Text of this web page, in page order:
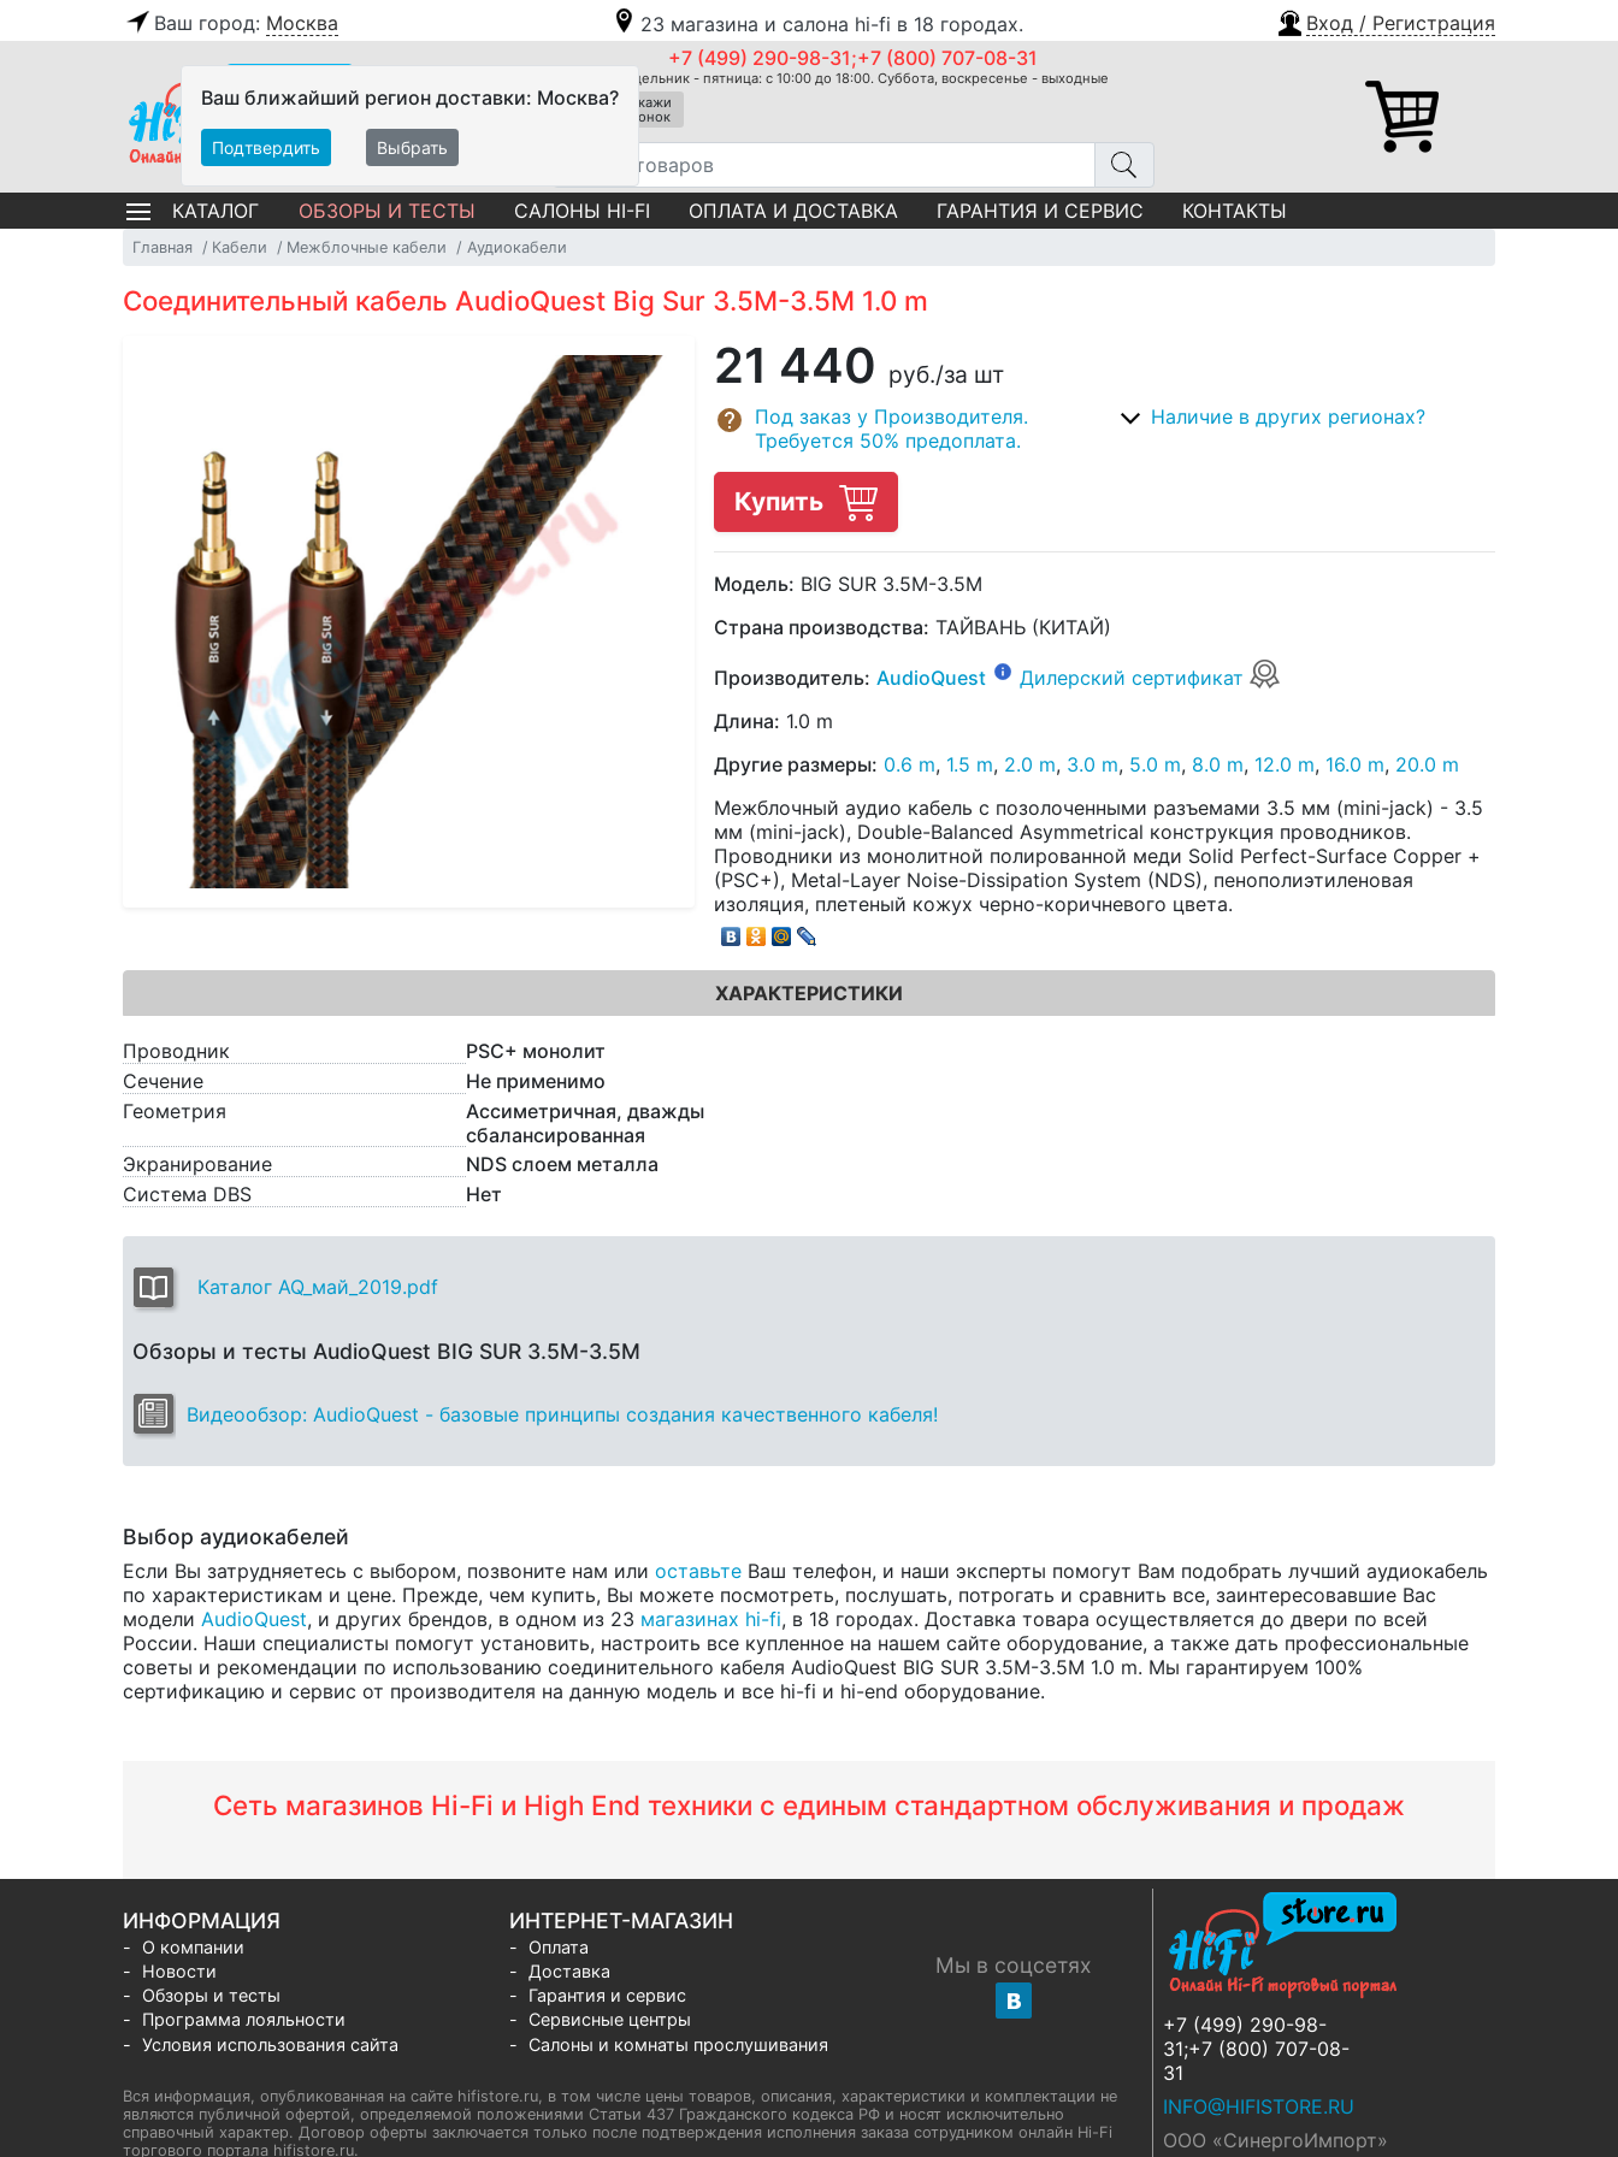
Ваш город: Москва 23 магазина и салона hi-fi в 18 городах. Вход / Регистрация
Ваш ближайший регион доставки: Москва?
Подтвердить Выбрать
+7 (499) 290-98-31;+7 (800) 707-08-31
Понедельник - пятница: с 10:00 до 18:00. Суббота, воскресенье - выходные
Закажи
звонок
КАТАЛОГ ОБЗОРЫ И ТЕСТЫ САЛОНЫ HI-FI ОПЛАТА И ДОСТАВКА ГАРАНТИЯ И СЕРВИС КОНТАКТЫ
Главная Кабели Межблочные кабели Аудиокабели
Соединительный кабель AudioQuest Big Sur 3.5M-3.5M 1.0 m
21 440 руб./за шт
Под заказ у Производителя.
Требуется 50% предоплата.
Наличие в других регионах?
Купить
Модель: BIG SUR 3.5M-3.5M
Страна производства: ТАЙВАНЬ (КИТАЙ)
Производитель: AudioQuest
Дилерский сертификат
Длина: 1.0 m
Другие размеры: 0.6 m, 1.5 m, 2.0 m, 3.0 m, 5.0 m, 8.0 m, 12.0 m, 16.0 m, 20.0 m
Межблочный аудио кабель с позолоченными разъемами 3.5 мм (mini-jack) - 3.5
мм (mini-jack), Double-Balanced Asymmetrical конструкция проводников.
Проводники из монолитной полированной меди Solid Perfect-Surface Copper +
(PSC+), Metal-Layer Noise-Dissipation System (NDS), пенополиэтиленовая
изоляция, плетеный кожух черно-коричневого цвета.
ХАРАКТЕРИСТИКИ
Проводник
PSC+ монолит
Сечение
Не применимо
Геометрия
Ассиметричная, дважды
сбалансированная
Экранирование
NDS слоем металла
Система DBS
Нет
Каталог AQ_май_2019.pdf
Обзоры и тесты AudioQuest BIG SUR 3.5M-3.5M
Видеообзор: AudioQuest - базовые принципы создания качественного кабеля!
Выбор аудиокабелей
Если Вы затрудняетесь с выбором, позвоните нам или оставьте Ваш телефон, и наши эксперты помогут Вам подобрать лучший аудиокабель
по характеристикам и цене. Прежде, чем купить, Вы можете посмотреть, послушать, потрогать и сравнить все, заинтересовавшие Вас
модели AudioQuest, и других брендов, в одном из 23 магазинах hi-fi, в 18 городах. Доставка товара осуществляется до двери по всей
России. Наши специалисты помогут установить, настроить все купленное на нашем сайте оборудование, а также дать профессиональные
советы и рекомендации по использованию соединительного кабеля AudioQuest BIG SUR 3.5M-3.5M 1.0 m. Мы гарантируем 100%
сертификацию и сервис от производителя на данную модель и все hi-fi и hi-end оборудование.
Сеть магазинов Hi-Fi и High End техники с единым стандартном обслуживания и продаж
+7 (499) 290-98-
31;+7 (800) 707-08-
31
INFO@HIFISTORE.RU
ООО «СинергоИмпорт»
ИНФОРМАЦИЯ
О компании
Новости
Обзоры и тесты
Программа лояльности
Условия использования сайта
ИНТЕРНЕТ-МАГАЗИН
Оплата
Доставка
Гарантия и сервис
Сервисные центры
Салоны и комнаты прослушивания
Мы в соцсетях
Вся информация, опубликованная на сайте hifistore.ru, в том числе цены товаров, описания, характеристики и комплектации не
являются публичной офертой, определяемой положениями Статьи 437 Гражданского кодекса РФ и носят исключительно
справочный характер. Договор оферты заключается только после подтверждения исполнения заказа сотрудником онлайн Hi-Fi
торгового портала hifistore.ru.